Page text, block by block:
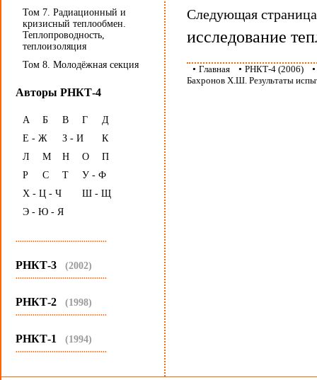
Том 7. Радиационный и
кризисный теплообмен.
Теплопроводность,
теплоизоляция
Том 8. Молодёжная секция
Авторы РНКТ-4
А Б В Г
Д
Е - Ж
З - И
К
Л
М Н О
П
Р
С Т
У - Ф
Х - Ц - Ч
Ш - Щ
Э - Ю - Я
...........................................
РНКТ-3 (2002)
...........................................
РНКТ-2 (1998)
...........................................
РНКТ-1 (1994)
...........................................
Следующая
исследование
• Главная • РНКТ-4 (2006)
Бахронов Х.Ш. Результаты